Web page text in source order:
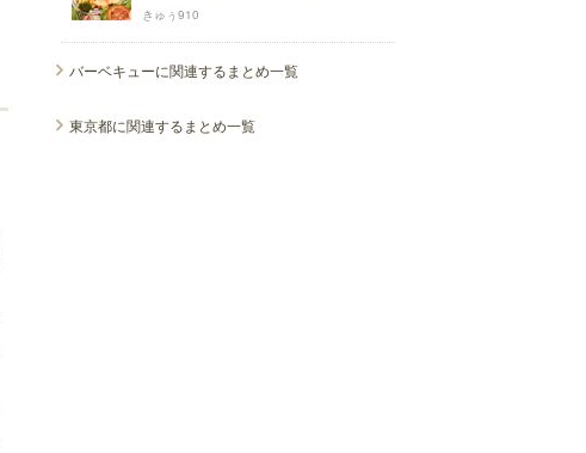
きゅぅ910
バーベキューに関連するまとめ一覧
東京都に関連するまとめ一覧